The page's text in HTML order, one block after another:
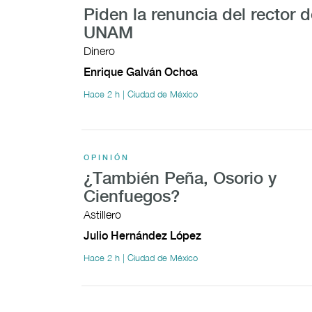
Piden la renuncia del rector
UNAM
Dinero
Enrique Galván Ochoa
Hace 2 h | Ciudad de México
OPINIÓN
¿También Peña, Osorio y
Cienfuegos?
Astillero
Julio Hernández López
Hace 2 h | Ciudad de México